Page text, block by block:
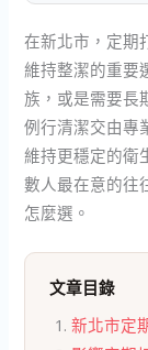
在新北市，定期
維持整潔的重要
族，或是需要長
例行清潔交由專
維持更穩定的衛
數人最在意的往
怎麼選。
文章目錄
新北市定